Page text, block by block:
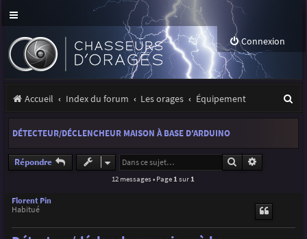
Connexion
Accueil Index du forum Les orages Équipement
e
DÉTECTEUR/DÉCLENCHEUR MAISON À BASE D'ARDUINO
Répondre Rechercher
12 messages • Page 1 sur 1
Florent Pin
Habitué